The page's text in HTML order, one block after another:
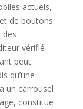
actuels,
de boutons
des
vérifié
peut
qu’une
un carrousel
constitue